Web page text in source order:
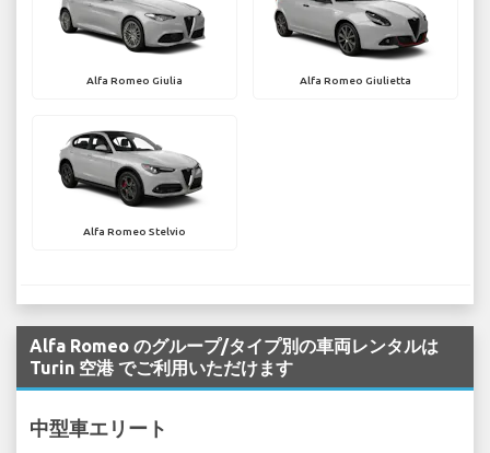
Alfa Romeo Giulia Alfa Romeo Giulietta
Alfa Romeo Stelvio
Alfa Romeo のグループ/タイプ別の車両レンタルは
Turin 空港 でご利用いただけます
中型車エリート